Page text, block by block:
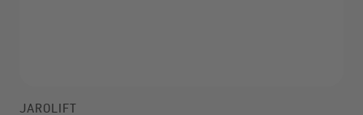
JAROLIFT